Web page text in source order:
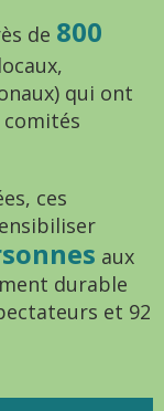
de 800
qui ont
comités
ces
aux
durable
et 92